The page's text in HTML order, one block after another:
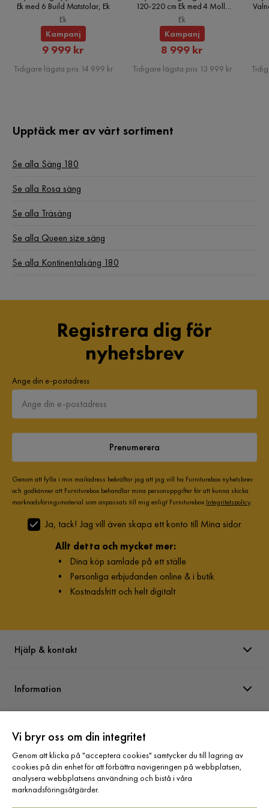
Ek med 6 Build Matstolar, Ek
Ek
Kampanj
Rabatterat
Pris
9 999 kr
Tidigare lägsta pris 14 999 kr
120-220 cm Ek med 4 Molly
Matstolar, Ek
Ek
Kampanj
Rabatterat
Pris
8 999 kr
Tidigare lägsta pris 13 999 kr
Upptäck mer av vårt sortiment
Se alla Säng 180
Se alla Rosa säng
Se alla Träsäng
Se alla Queen size säng
Se alla Kontinentalsäng 180
Registrera dig för
nyhetsbrev
Ange din e-postadress
Prenumerera
Genom att fylla i min mailadress bekräftar jag att jag vill ha Furniturebox nyhetsbrev
och godkänner att Furniturebox behandlar mina personuppgifter för att kunna skicka
marknadsföringsmaterial som anpassats till mig enligt Furniturebox Integritetspolicy.
Ja, tack! Jag vill även skapa ett konto till Mina sidor.
Allt detta och mycket mer:
• Dina köp samlade på ett ställe
• Personliga erbjudanden online & i butik
• Kostnadsfritt och helt digitalt
Hjälp & kontakt
Information
Sortiment
Vi bryr oss om din integritet
Genom att klicka på "acceptera cookies" samtycker du till lagring av
cookies på din enhet för att förbättra navigeringen på webbplatsen,
analysera webbplatsens användning och bistå i våra
marknadsföringsåtgärder.